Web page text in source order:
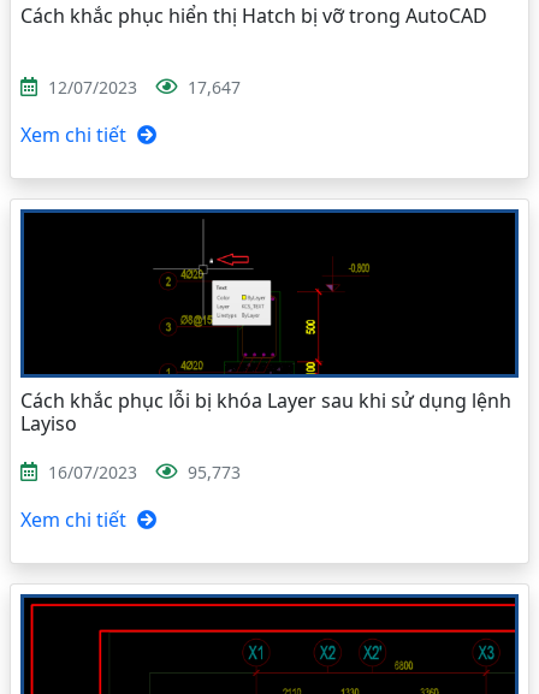
Cách khắc phục hiển thị Hatch bị vỡ trong AutoCAD
12/07/2023 17,647
Xem chi tiết
Cách khắc phục lỗi bị khóa Layer sau khi sử dụng lệnh
Layiso
16/07/2023 95,773
Xem chi tiết